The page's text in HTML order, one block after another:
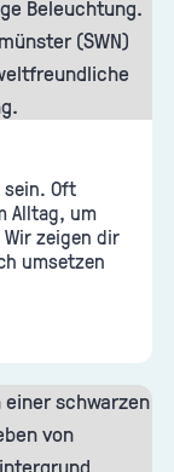
Oft
Alltag, um
zeigen dir
umsetzen